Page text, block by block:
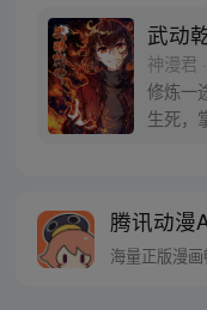
武动
神漫君
修炼一
生死，
腾讯动漫
海量正版漫